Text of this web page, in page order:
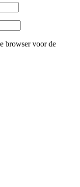
browser voor de